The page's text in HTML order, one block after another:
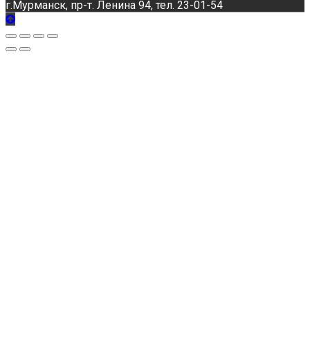
г.Мурманск, пр-т. Ленина 94, тел. 23-01-54